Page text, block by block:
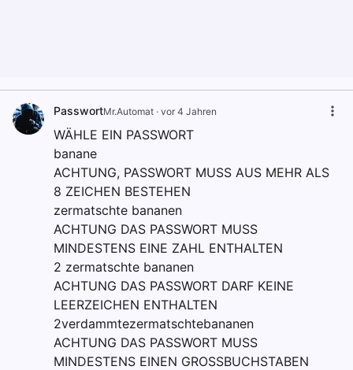
PasswortMr.Automat · vor 4 Jahren
WÄHLE EIN PASSWORT
banane
ACHTUNG, PASSWORT MUSS AUS MEHR ALS
8 ZEICHEN BESTEHEN
zermatschte bananen
ACHTUNG DAS PASSWORT MUSS
MINDESTENS EINE ZAHL ENTHALTEN
2 zermatschte bananen
ACHTUNG DAS PASSWORT DARF KEINE
LEERZEICHEN ENTHALTEN
2verdammtezermatschtebananen
ACHTUNG DAS PASSWORT MUSS
MINDESTENS EINEN GROSSBUCHSTABEN